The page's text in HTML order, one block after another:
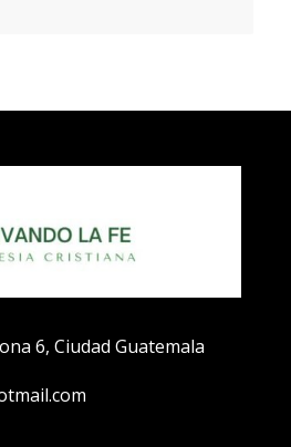
6, Ciudad Guatemala